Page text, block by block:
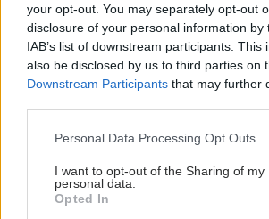
your opt-out. You may separately opt-out
disclosure of your personal information by
IAB’s list of downstream participants. This
also be disclosed by us to third parties on
Downstream Participants that may further
Please note that this website/app uses
not limited to your visit or usage
grant or deny consent to Google and its
use your data for below specified
Personal Data Processing Opt Outs
I want to opt-out of the Sharing of my
personal data.
Opted In